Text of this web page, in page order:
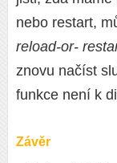
nebo restart,
reload-or-
znovu načíst
funkce není k
Závěr